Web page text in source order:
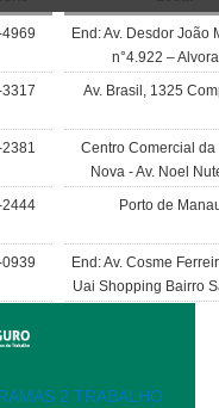
End: Av. Desdor João
n°4.922 –
Av. Brasil, 1325
Centro Comercial
Nova - Av. Noel
Porto de
End: Av. Cosme
Uai Shopping Bairro